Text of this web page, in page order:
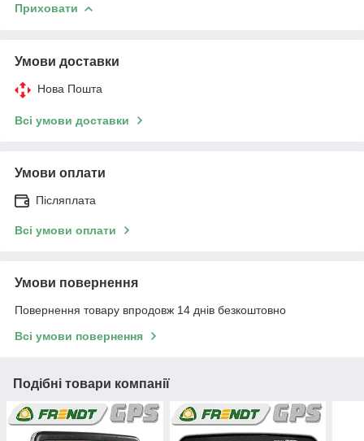
Приховати
Умови доставки
Нова Пошта
Всі умови доставки
Умови оплати
Післяплата
Всі умови оплати
Умови повернення
Повернення товару впродовж 14 днів безкоштовно
Всі умови повернення
Подібні товари компанії